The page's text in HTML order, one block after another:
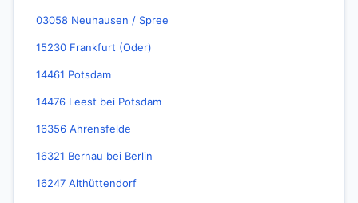
03058 Neuhausen / Spree
15230 Frankfurt (Oder)
14461 Potsdam
14476 Leest bei Potsdam
16356 Ahrensfelde
16321 Bernau bei Berlin
16247 Althüttendorf